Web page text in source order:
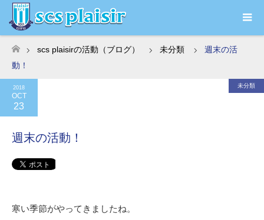
ホーム
scs plaisirの活動（ブログ） 未分類
週末の活
動！
2018
OCT
23
未分類
週末の活動！
寒い季節がやってきましたね。